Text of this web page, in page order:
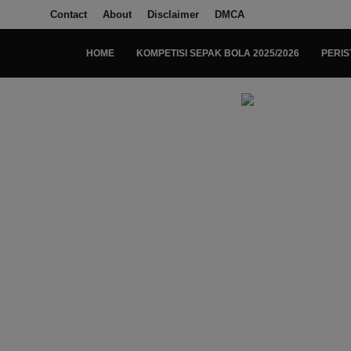
Contact About Disclaimer DMCA
HOME KOMPETISI SEPAK BOLA 2025/2026